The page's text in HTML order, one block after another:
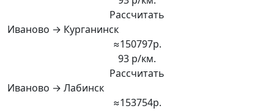
Рассчитать
Иваново → Курганинск
≈150797р.
93 р/км.
Рассчитать
Иваново → Лабинск
≈153754р.